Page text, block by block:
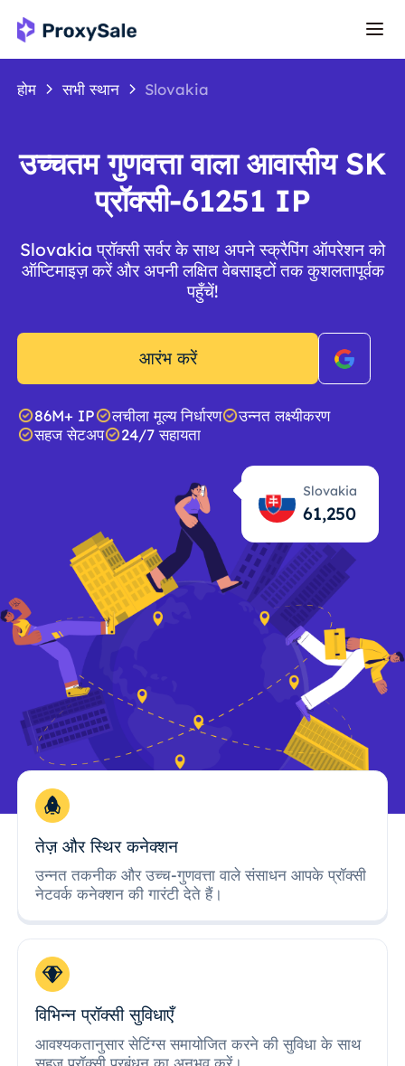
होम सभी स्थान Slovakia
उच्चतम गुणवत्ता वाला आवासीय SK
प्रॉक्सी-61251 IP
Slovakia प्रॉक्सी सर्वर के साथ अपने स्क्रैपिंग ऑपरेशन को
ऑप्टिमाइज़ करें और अपनी लक्षित वेबसाइटों तक कुशलतापूर्वक
पहुँचें!
आरंभ करें
86M+ IP लचीला मूल्य निर्धारण
उन्नत लक्ष्यीकरण
सहज सेटअप
24/7 सहायता
Slovakia
61,251
तेज़ और स्थिर कनेक्शन
उन्नत तकनीक और उच्च-गुणवत्ता वाले संसाधन आपके प्रॉक्सी
नेटवर्क कनेक्शन की गारंटी देते हैं।
विभिन्न प्रॉक्सी सुविधाएँ
आवश्यकतानुसार सेटिंग्स समायोजित करने की सुविधा के साथ